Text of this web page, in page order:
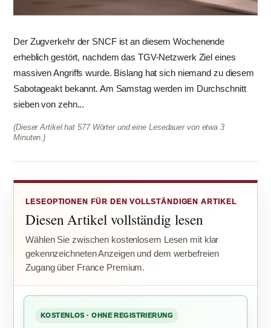
Der Zugverkehr der SNCF ist an diesem Wochenende
erheblich gestört, nachdem das TGV-Netzwerk Ziel eines
massiven Angriffs wurde. Bislang hat sich niemand zu diesem
Sabotageakt bekannt. Am Samstag werden im Durchschnitt
sieben von zehn...
(Dieser Artikel hat 577 Wörter und eine Lesedauer von etwa 3
Minuten.)
LESEOPTIONEN FÜR DEN VOLLSTÄNDIGEN ARTIKEL
Diesen Artikel vollständig lesen
Wählen Sie zwischen kostenlosem Lesen mit klar
gekennzeichneten Anzeigen und dem werbefreien
Zugang über France Premium.
KOSTENLOS · OHNE REGISTRIERUNG